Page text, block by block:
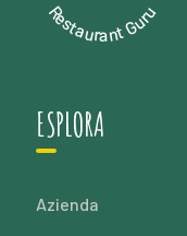
Restaurant Guru
ESPLORA
Azienda